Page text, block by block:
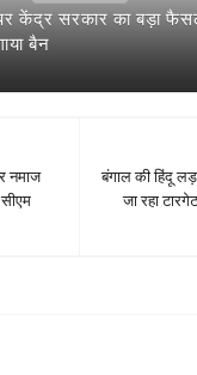
केंद्र सरकार का बड़ा
बैन
बंगाल की हिंदू
जा रहा
नमाज